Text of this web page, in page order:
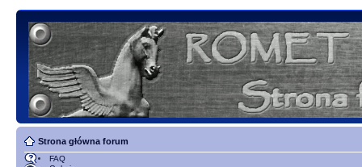
Strona główna forum
FAQ